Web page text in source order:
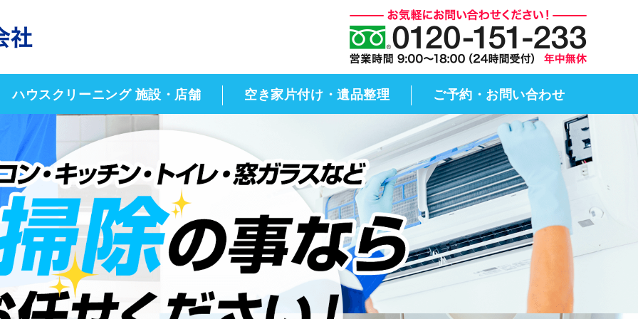
エアコンクリーニング・一般清掃のアースクリーン株式会社
ハウスクリーニング 施設・店舗 空き家片付け・遺品整理 ご予約・お問い合わせ